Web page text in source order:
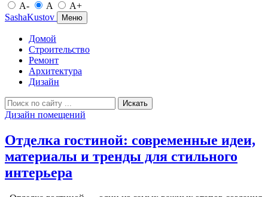
A- A
A+
SashaKustov
Меню
Домой
Строительство
Ремонт
Архитектура
Дизайн
Искать
Дизайн помещений
Отделка гостиной: современные идеи,
материалы и тренды для стильного
интерьера